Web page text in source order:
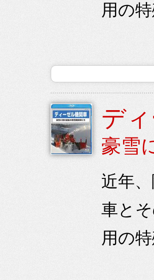
用の
デ
豪雪
近年
車と
用の